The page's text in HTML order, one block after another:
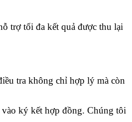
trợ tối đa kết quả được thu lại
tra không chỉ hợp lý mà còn
ký kết hợp đồng. Chúng tôi